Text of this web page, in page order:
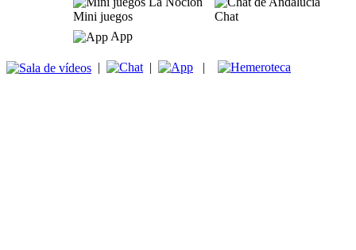
Mini juegos
Chat
App
| | |